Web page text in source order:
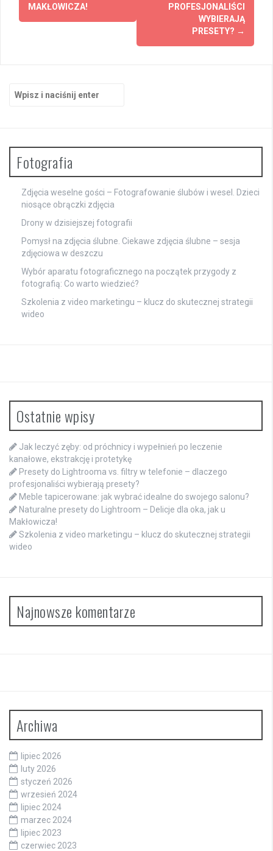
MAKŁOWICZA!
PROFESJONALIŚCI
WYBIERAJĄ
PRESETY? →
Fotografia
Zdjęcia weselne gości – Fotografowanie ślubów i wesel. Dzieci
niosące obrączki zdjęcia
Drony w dzisiejszej fotografii
Pomysł na zdjęcia ślubne. Ciekawe zdjęcia ślubne – sesja
zdjęciowa w deszczu
Wybór aparatu fotograficznego na początek przygody z
fotografią: Co warto wiedzieć?
Szkolenia z video marketingu – klucz do skutecznej strategii
wideo
Ostatnie wpisy
Jak leczyć zęby: od próchnicy i wypełnień po leczenie
kanałowe, ekstrakcję i protetykę
Presety do Lightrooma vs. filtry w telefonie – dlaczego
profesjonaliści wybierają presety?
Meble tapicerowane: jak wybrać idealne do swojego salonu?
Naturalne presety do Lightroom – Delicje dla oka, jak u
Makłowicza!
Szkolenia z video marketingu – klucz do skutecznej strategii
wideo
Najnowsze komentarze
Archiwa
lipiec 2026
luty 2026
styczeń 2026
wrzesień 2024
lipiec 2024
marzec 2024
lipiec 2023
czerwiec 2023